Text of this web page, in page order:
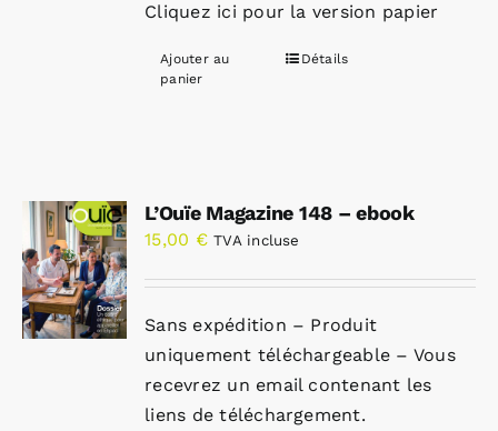
Cliquez ici pour la version papier
Ajouter au
panier
Détails
L’Ouïe Magazine 148 – ebook
15,00 € TVA incluse
Sans expédition – Produit
uniquement téléchargeable – Vous
recevrez un email contenant les
liens de téléchargement.